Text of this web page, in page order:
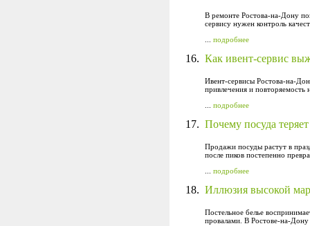
В ремонте Ростова-на-Дону
сервису нужен контроль
подробнее
16. Как ивент-сервис
Ивент-сервисы Ростова-на-
привлечения и повторяемость
подробнее
17. Почему посуда
Продажи посуды растут в
после пиков постепенно
подробнее
18. Иллюзия высокой
Постельное белье
провалами. В Ростове-на-Дону